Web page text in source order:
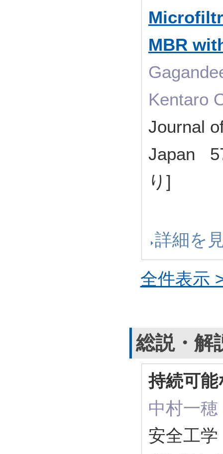
MBR
Kentaro
Journal
Japan
り]
詳細を
全件表示
総説・解
持続可
中村一穂
安全工